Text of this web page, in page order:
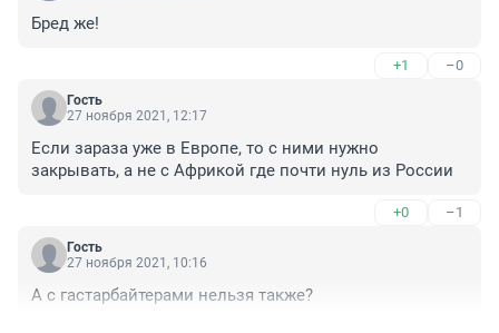
Бред же!
+1 –0
Гость
27 ноября 2021, 12:17
Если зараза уже в Европе, то с ними нужно
закрывать, а не с Африкой где почти нуль из России
+0 –1
Гость
27 ноября 2021, 10:16
А с гастарбайтерами нельзя также?